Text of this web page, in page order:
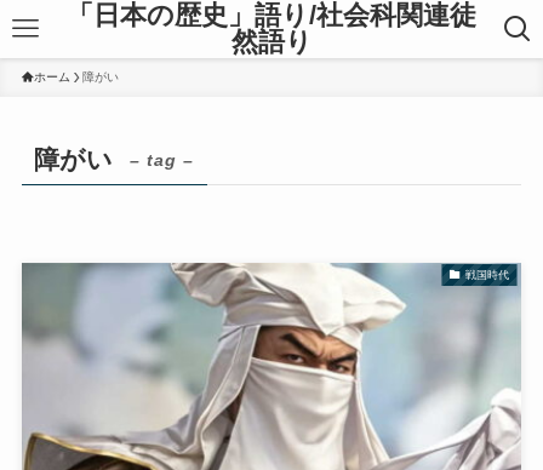
「日本の歴史」語り/社会科関連徒
然語り
ホーム 障がい
障がい – tag –
戦国時代